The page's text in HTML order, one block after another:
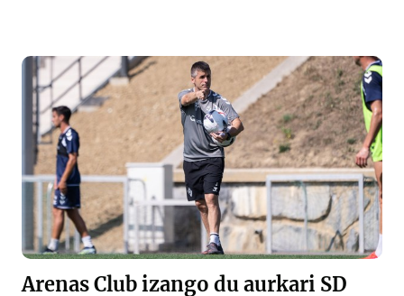
Arenas Club izango du aurkari SD